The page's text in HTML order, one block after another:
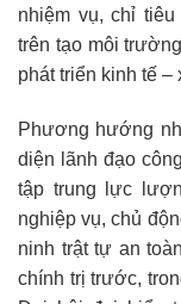
nhiệm vụ, chỉ
trên tạo môi
phát triển kinh tế –
Phương hướng
diện lãnh đạo
tập trung lực
nghiệp vụ, chủ
ninh trật tự an
chính trị trước,